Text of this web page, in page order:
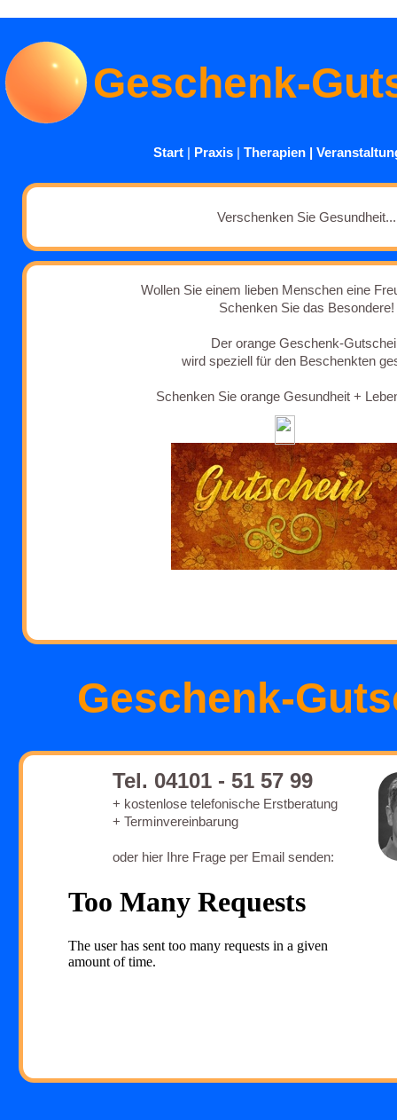
Geschenk-
Start | Praxis | Therapien |
Verschenken Sie Gesundheit...
Wollen Sie einem lieben Menschen eine
Schenken Sie das Besondere!
Der orange Geschenk-
wird speziell für den Beschenkten
Schenken Sie orange Gesundheit +
Geschenk-